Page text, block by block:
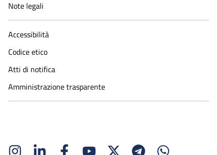
Note legali
Accessibilità
Codice etico
Atti di notifica
Amministrazione trasparente